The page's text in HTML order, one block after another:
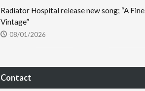
Radiator Hospital release new song; “A Fine
Vintage”
08/01/2026
Contact